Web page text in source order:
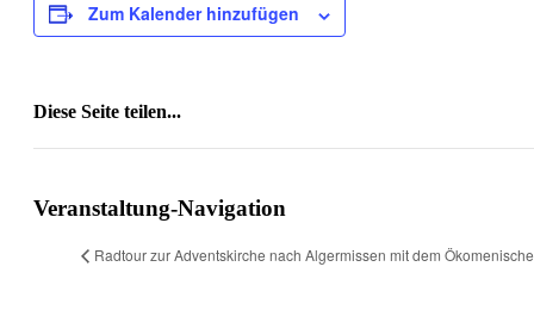
Zum Kalender hinzufügen
Diese Seite teilen...
Veranstaltung-Navigation
Radtour zur Adventskirche nach Algermissen mit dem